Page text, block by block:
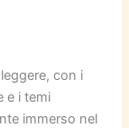
con i
e i temi
immerso nel